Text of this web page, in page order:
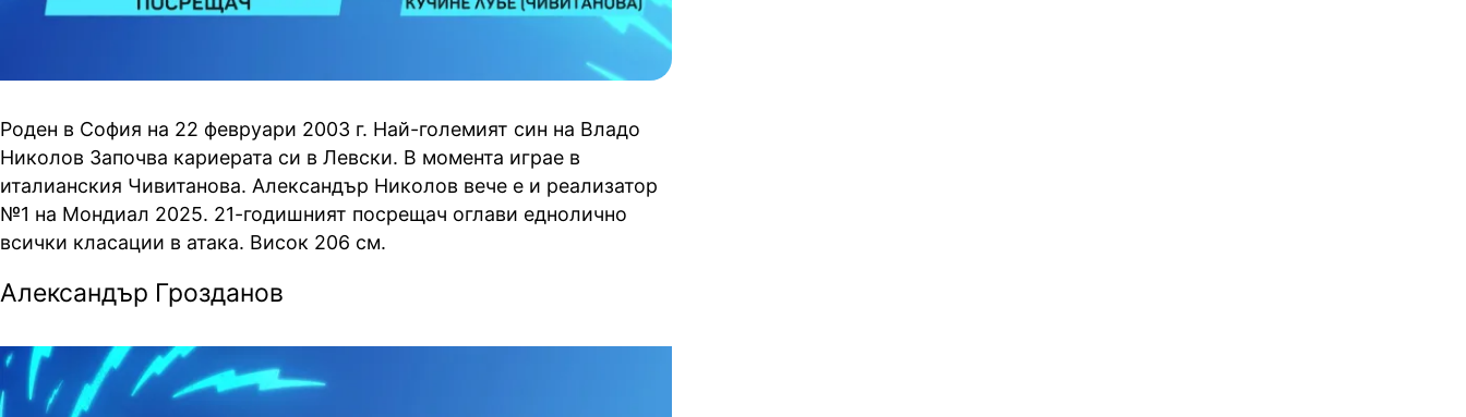
Роден в София на 22 февруари 2003 г. Най-големият син на Владо
Николов Започва кариерата си в Левски. В момента играе в
италианския Чивитанова. Александър Николов вече е и реализатор
№1 на Мондиал 2025. 21-годишният посрещач оглави еднолично
всички класации в атака. Висок 206 см.
Александър Грозданов